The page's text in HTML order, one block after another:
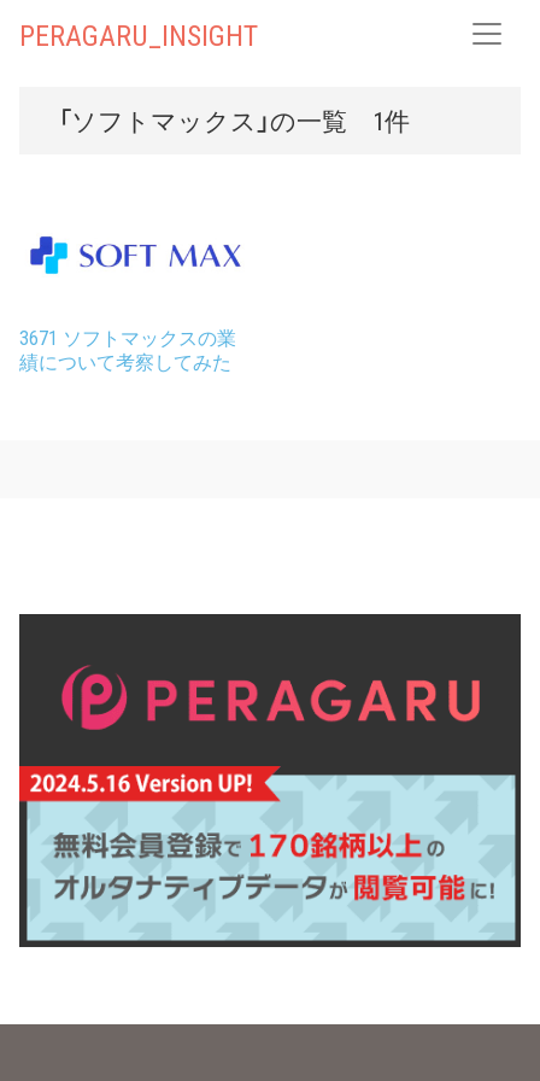
PERAGARU_INSIGHT
「ソフトマックス」の一覧 1件
3671 ソフトマックスの業
績について考察してみた